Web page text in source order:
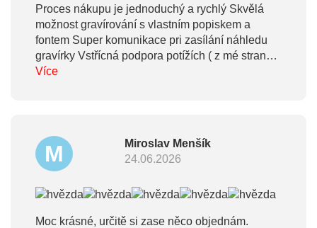
Proces nákupu je jednoduchý a rychlý Skvělá
možnost gravírování s vlastním popiskem a
fontem Super komunikace pri zasílání náhledu
gravírky Vstřícná podpora potížích ( z mé strany)
při zásílání pera A samotné pero je v moc hezké,
Více
M
Miroslav Menšík
24.06.2026
Moc krásné, určitě si zase něco objednám.